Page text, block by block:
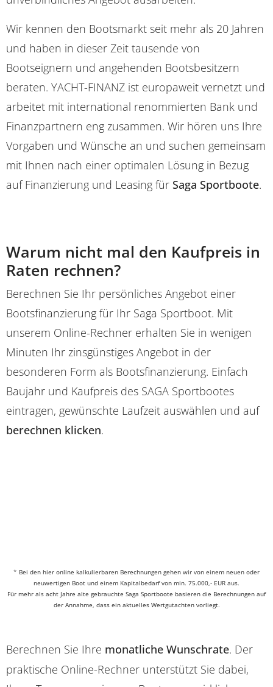
Wir kennen den Bootsmarkt seit mehr als 20 Jahren
und haben in dieser Zeit tausende von
Bootseignern und angehenden Bootsbesitzern
beraten. YACHT-FINANZ ist europaweit vernetzt und
arbeitet mit international renommierten Bank und
Finanzpartnern eng zusammen. Wir hören uns Ihre
Vorgaben und Wünsche an und suchen gemeinsam
mit Ihnen nach einer optimalen Lösung in Bezug
auf Finanzierung und Leasing für Saga Sportboote.
Warum nicht mal den Kaufpreis in
Raten rechnen?
Berechnen Sie Ihr persönliches Angebot einer
Bootsfinanzierung für Ihr Saga Sportboot. Mit
unserem Online-Rechner erhalten Sie in wenigen
Minuten Ihr zinsgünstiges Angebot in der
besonderen Form als Bootsfinanzierung. Einfach
Baujahr und Kaufpreis des SAGA Sportbootes
eintragen, gewünschte Laufzeit auswählen und auf
berechnen klicken.
* Bei den hier online kalkulierbaren Berechnungen gehen wir von einem neuen oder
neuwertigen Boot und einem Kapitalbedarf von min. 75.000,- EUR aus.
Für mehr als acht Jahre alte gebrauchte Saga Sportboote basieren die Berechnungen auf
der Annahme, dass ein aktuelles Wertgutachten vorliegt.
Berechnen Sie Ihre monatliche Wunschrate. Der
praktische Online-Rechner unterstützt Sie dabei,